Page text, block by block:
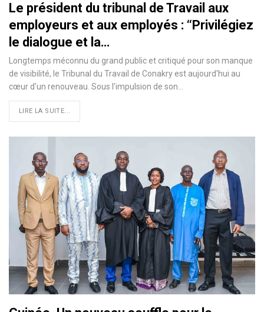
Le président du tribunal de Travail aux
employeurs et aux employés : ‘‘Privilégiez
le dialogue et la…
Longtemps méconnu du grand public et critiqué pour son manque
de visibilité, le Tribunal du Travail de Conakry est aujourd'hui au
cœur d'un renouveau. Sous l’impulsion de son…
LIRE LA SUITE...